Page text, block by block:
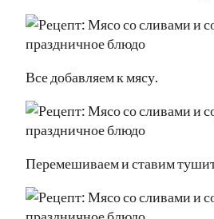
Все добавляем к мясу.
Перемешиваем и ставим